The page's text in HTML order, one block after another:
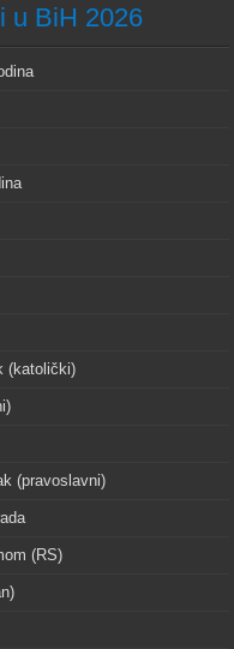
u BiH 2026
(katolički)
(pravoslavni)
(RS)